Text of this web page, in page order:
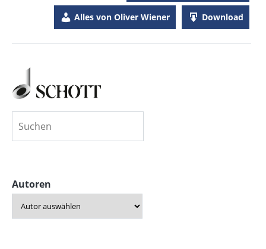
Alles von Oliver Wiener Download
Autoren